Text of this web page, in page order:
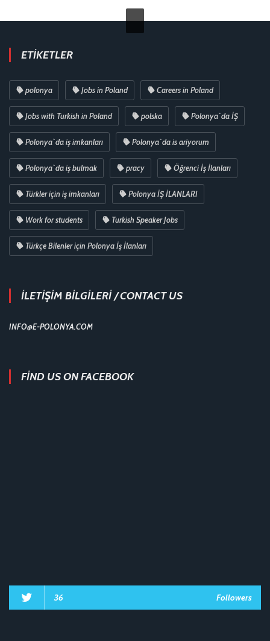
ETIKETLER
polonya Jobs in Poland Careers in Poland
Jobs with Turkish in Poland polska Polonya`da İŞ
Polonya`da iş imkanları Polonya`da is ariyorum
Polonya`da iş bulmak pracy Öğrenci İş İlanları
Türkler için iş imkanları Polonya İŞ İLANLARI
Work for students Turkish Speaker Jobs
Türkçe Bilenler için Polonya İş İlanları
İLETİŞİM BİLGİLERİ / CONTACT US
INFO@E-POLONYA.COM
FIND US ON FACEBOOK
36 Followers